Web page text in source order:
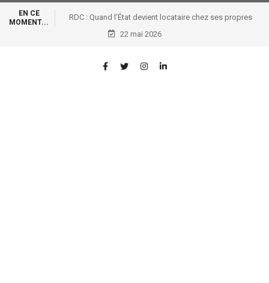
EN CE
MOMENT...
RDC : Quand l’État devient locataire chez ses propres
voleurs !: RDC : Quand l’État devient locataire chez ses
22 mai 2026